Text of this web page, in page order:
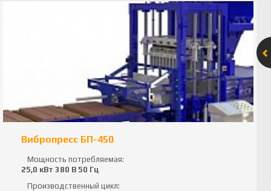
Вибропресс БП-450
Мощность потребляемая:
25,0 кВт 380 В 50 Гц
Производственный цикл: